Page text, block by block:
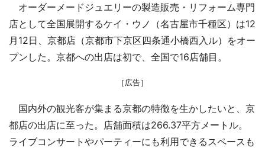
オーダーメードジュエリーの製造販売・リフォーム専門
店として全国展開するケイ・ウノ（名古屋市千種区）は12
月12日、京都店（京都市下京区四条通小橋西入ル）をオー
プンした。京都への出店は初で、全国で16店舗目。
［広告］
国内外の観光客が集まる京都の特徴を生かしたいと、京
都店の出店に至った。店舗面積は266.37平方メートル。
ライブコンサートやパーティーにも利用できるスペースも